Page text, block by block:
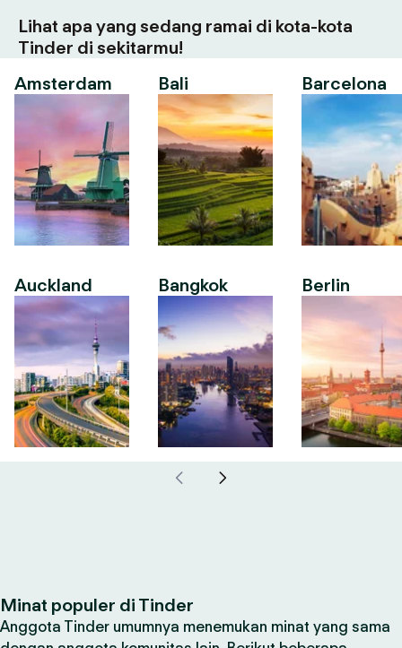
Lihat apa yang sedang ramai di kota-kota
Tinder di sekitarmu!
Amsterdam
Auckland
Bali
Bangkok
Barcelona
Berlin
Minat populer di Tinder
Anggota Tinder umumnya menemukan minat yang sama